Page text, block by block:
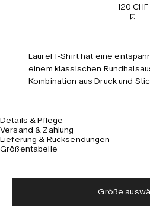
120 CHF
Laurel T-Shirt hat eine
einem klassischen
Kombination aus Druck und
während es gleichzeitig weich
bleibt. Das Model ist 180 cm/
Größe M.
Details & Pflege
Versand & Zahlung
Lieferung & Rücksendungen
Größentabelle
Größe